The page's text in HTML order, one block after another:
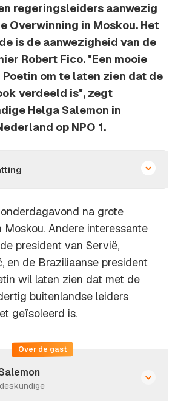
regeringsleiders aanwezig
Overwinning in Moskou. Het
is de aanwezigheid van de
Robert Fico. "Een mooie
om te laten zien dat de
verdeeld is", zegt
Helga Salemon in
op NPO 1.
na grote
Andere interessante
president van Servië,
en de Braziliaanse president
wil laten zien dat met de
buitenlandse leiders
geïsoleerd is.
Over de gast